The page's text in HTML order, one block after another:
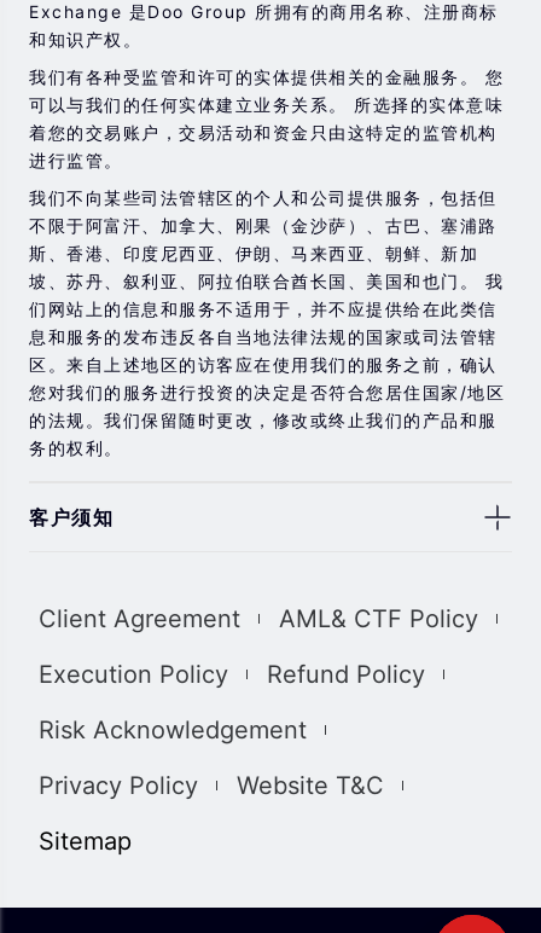
在与我们进行任何交易之前，请确保您完全了解使用相应
金融工具进行交易的风险。 如果您不了解此处说明的风
险，则应寻求独立的专业建议。
Exchange 是Doo Group 所拥有的商用名称、注册商标
和知识产权。
我们有各种受监管和许可的实体提供相关的金融服务。 您
可以与我们的任何实体建立业务关系。 所选择的实体意味
着您的交易账户，交易活动和资金只由这特定的监管机构
进行监管。
我们不向某些司法管辖区的个人和公司提供服务，包括但
不限于阿富汗、加拿大、刚果（金沙萨）、古巴、塞浦路
斯、香港、印度尼西亚、伊朗、马来西亚、朝鲜、新加
坡、苏丹、叙利亚、阿拉伯联合酋长国、美国和也门。 我
们网站上的信息和服务不适用于，并不应提供给在此类信
息和服务的发布违反各自当地法律法规的国家或司法管辖
区。来自上述地区的访客应在使用我们的服务之前，确认
您对我们的服务进行投资的决定是否符合您居住国家/地区
的法规。我们保留随时更改，修改或终止我们的产品和服
务的权利。
客户须知
息，材料或第三方材料（“材料”）仅供参考。 该材料仅被
的投资建议和/或投资推荐。 尽管我们已尽一切合理的努力
和保证，如果所提供信息的任何不准确和不完整，我们也
损失或损害赔偿。 未经我们的同意，您只能将该材料用于
我们使用我们网站上的cookies来根据您的喜好自定义我
已经阅读并同意上述详细信息，并同意我们使用
Client Agreement
AML& CTF Policy
Execution Policy
Refund Policy
Risk Acknowledgement
Privacy Policy
Website T&C
Sitemap